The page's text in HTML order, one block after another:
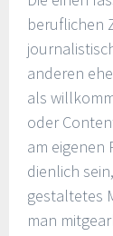
beruflichen
anderen
als
oder
am eigenen
dienlich
gestaltetes
man